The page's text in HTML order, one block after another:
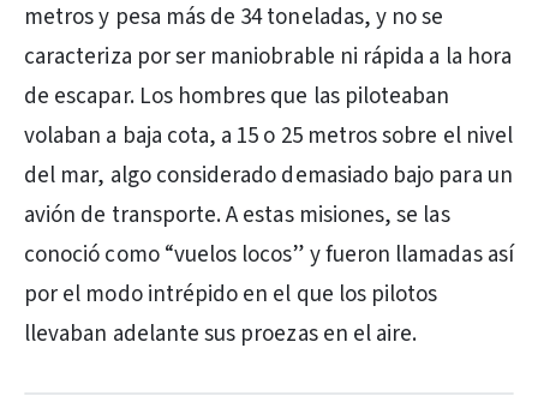
metros y pesa más de 34 toneladas, y no se
caracteriza por ser maniobrable ni rápida a la hora
de escapar. Los hombres que las piloteaban
volaban a baja cota, a 15 o 25 metros sobre el nivel
del mar, algo considerado demasiado bajo para un
avión de transporte. A estas misiones, se las
conoció como “vuelos locos” y fueron llamadas así
por el modo intrépido en el que los pilotos
llevaban adelante sus proezas en el aire.